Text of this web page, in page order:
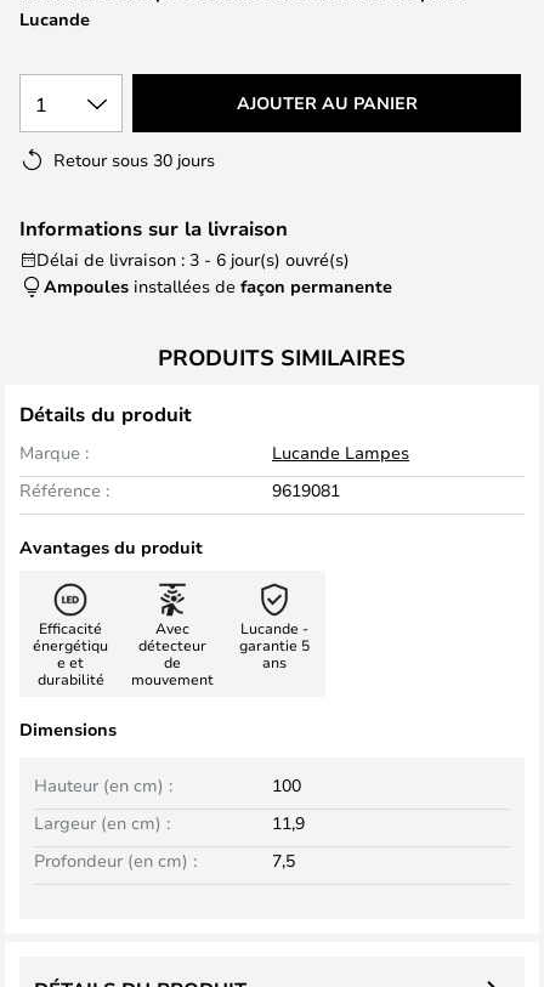
Lucande
1 AJOUTER AU PANIER
Retour sous 30 jours
Informations sur la livraison
Délai de livraison : 3 - 6 jour(s) ouvré(s)
Ampoules installées de façon permanente
PRODUITS SIMILAIRES
Détails du produit
Marque :
Lucande Lampes
Référence :
9619081
Avantages du produit
Efficacité
énergétiqu
e et
durabilité
Avec
détecteur
de
mouvement
Lucande -
garantie 5
ans
Dimensions
Largeur (en cm) : 11,9
Hauteur (en cm) : 100
Profondeur (en cm) : 7,5